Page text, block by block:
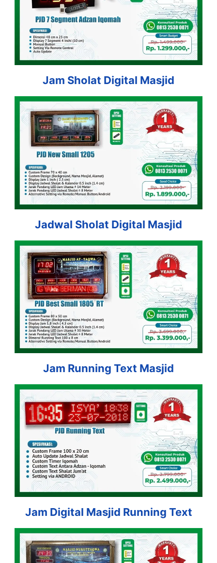
Jam Sholat Digital Masjid
Jadwal Sholat Digital Masjid
Jam Running Text Masjid
Jam Digital Masjid Running Text